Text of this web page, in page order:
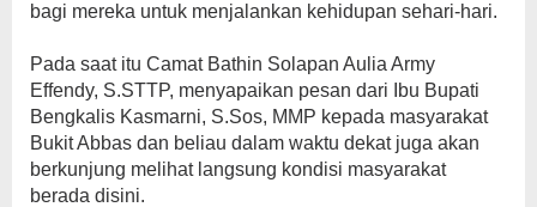
bagi mereka untuk menjalankan kehidupan sehari-hari.
Pada saat itu Camat Bathin Solapan Aulia Army
Effendy, S.STTP, menyapaikan pesan dari Ibu Bupati
Bengkalis Kasmarni, S.Sos, MMP kepada masyarakat
Bukit Abbas dan beliau dalam waktu dekat juga akan
berkunjung melihat langsung kondisi masyarakat
berada disini.